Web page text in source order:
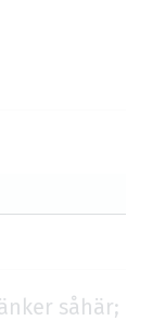
såhär;